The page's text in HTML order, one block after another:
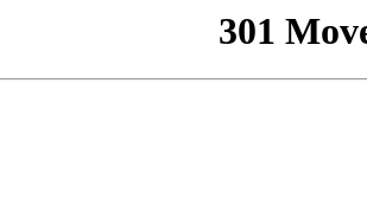
301